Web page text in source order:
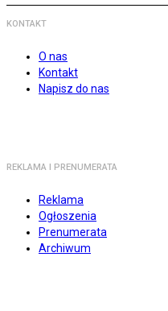
KONTAKT
O nas
Kontakt
Napisz do nas
REKLAMA I PRENUMERATA
Reklama
Ogłoszenia
Prenumerata
Archiwum